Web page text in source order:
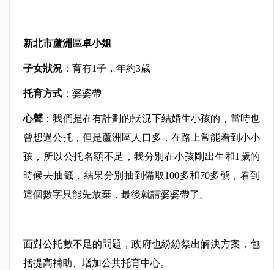
新北市蘆洲區卓小姐
子女狀況：育有1子，年約3歲
托育方式：婆婆帶
心聲 ：我們是在有計劃的狀況下結婚生小孩的，當時也
曾想過公托，但是蘆洲區人口多，在路上常能看到小小
孩，所以公托名額不足，我分別在小孩剛出生和1歲的
時候去抽籤，結果分別抽到備取100多和70多號，看到
這個數字只能先放棄，最後就請婆婆帶了。
面對公托數不足的問題，政府也紛紛祭出解決方案，包
括提高補助、增加公共托育中心。